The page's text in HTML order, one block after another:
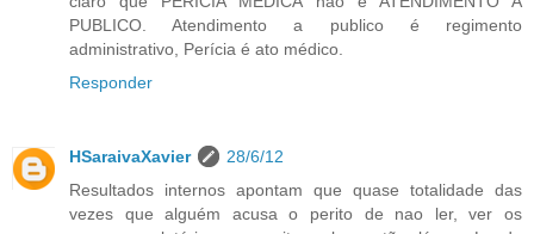
PUBLICO. Atendimento a publico é regimento
administrativo, Perícia é ato médico.
Responder
HSaraivaXavier
28/6/12
Resultados internos apontam que quase totalidade das
vezes que alguém acusa o perito de nao ler, ver os